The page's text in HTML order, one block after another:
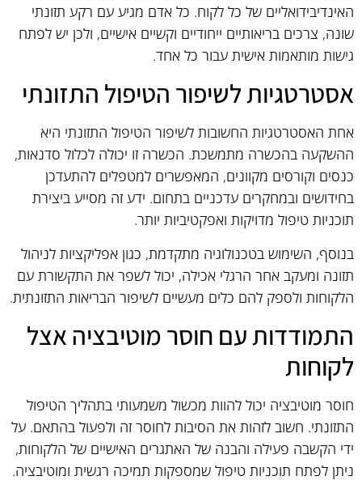
האינדיבידואליים של כל לקוח. כל אדם מגיע עם רקע תזונתי
שונה, צרכים בריאותיים ייחודיים וקשיים אישיים, ולכן יש לפתח
גישות מותאמות אישית עבור כל אחד.
אסטרטגיות לשיפור הטיפול התזונתי
אחת האסטרטגיות החשובות לשיפור הטיפול התזונתי היא
ההשקעה בהכשרה מתמשכת. הכשרה זו יכולה לכלול סדנאות,
כנסים וקורסים מקוונים, המאפשרים למטפלים להתעדכן
בחידושים ובמחקרים עדכניים בתחום. ידע זה מסייע ביצירת
תוכניות טיפול מדויקות ואפקטיביות יותר.
בנוסף, השימוש בטכנולוגיה מתקדמת, כגון אפליקציות לניהול
תזונה ומעקב אחר הרגלי אכילה, יכול לשפר את התקשורת עם
הלקוחות ולספק להם כלים מעשיים לשיפור הבריאות התזונתית.
התמודדות עם חוסר מוטיבציה אצל
לקוחות
חוסר מוטיבציה יכול להוות מכשול משמעותי בתהליך הטיפול
התזונתי. חשוב לזהות את הסיבות לחוסר זה ולפעול בהתאם. על
ידי הקשבה פעילה והבנה של האתגרים האישיים של הלקוחות,
ניתן לפתח תוכניות טיפול שמספקות תמיכה רגשית ומוטיבציה.